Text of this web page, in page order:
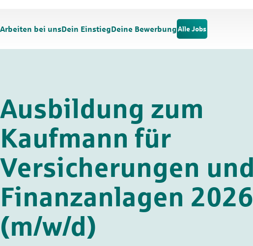
Arbeiten bei unsDein EinstiegDeine Bewerbung Alle Jobs
Ausbildung zum
Kaufmann für
Versicherungen und
Finanzanlagen 2026
(m/w/d)